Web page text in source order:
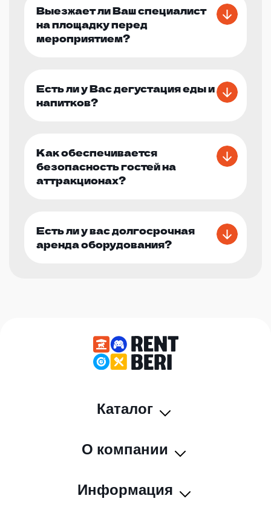
Выезжает ли Ваш специалист
на площадку перед
мероприятием?
Есть ли у Вас дегустация еды и
напитков?
Как обеспечивается
безопасность гостей на
аттракционах?
Есть ли у вас долгосрочная
аренда оборудования?
Каталог
О компании
Информация